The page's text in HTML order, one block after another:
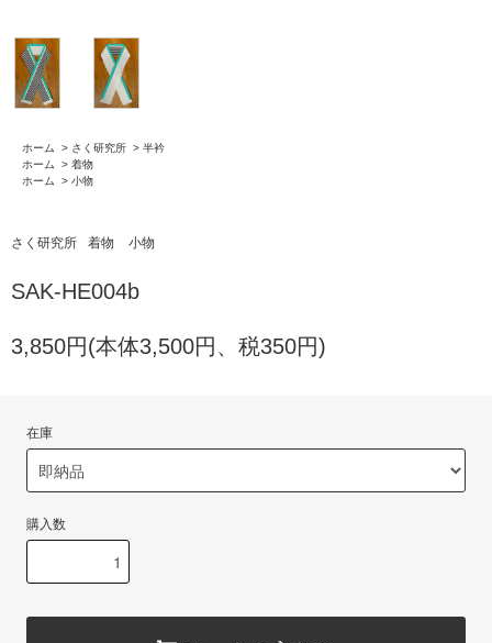
ホーム > さく研究所 > 半衿
ホーム
> 着物
ホーム
> 小物
さく研究所 着物 小物
SAK-HE004b
3,850円(本体3,500円、税350円)
在庫
購入数